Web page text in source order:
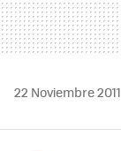
22 Noviembre 2011